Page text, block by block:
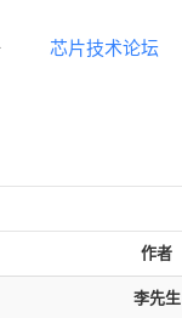
芯片技术论坛
作者
李先生